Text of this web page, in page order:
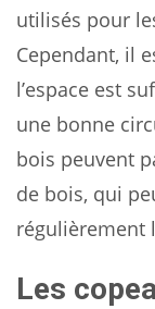
utilisés pour
Cependant, il
l’espace est
une bonne
bois peuvent
de bois, qui
régulièrement
Les